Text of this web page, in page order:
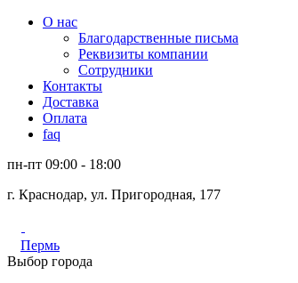
О нас
Благодарственные письма
Реквизиты компании
Сотрудники
Контакты
Доставка
Оплата
faq
пн-пт 09:00 - 18:00
г. Краснодар, ул. Пригородная, 177
Пермь
Выбор города